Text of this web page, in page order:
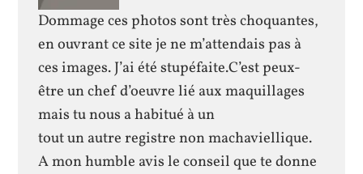
Dommage ces photos sont très choquantes,
en ouvrant ce site je ne m’attendais pas à
ces images. J’ai été stupéfaite.C’est peux-
être un chef d’oeuvre lié aux maquillages
mais tu nous a habitué à un
tout un autre registre non machaviellique.
A mon humble avis le conseil que te donne